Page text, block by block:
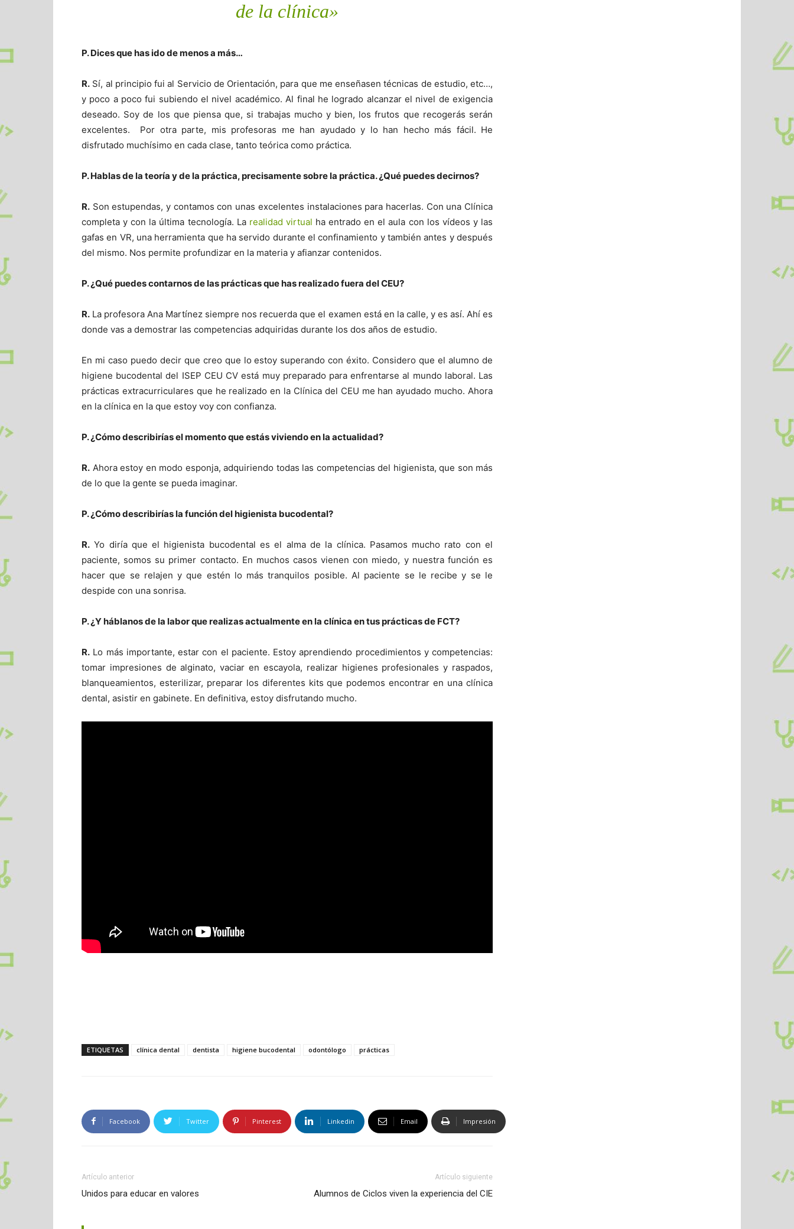
de la clínica»
P. Dices que has ido de menos a más…
R. Sí, al principio fui al Servicio de Orientación, para que me enseñasen técnicas de estudio, etc…,
y poco a poco fui subiendo el nivel académico. Al final he logrado alcanzar el nivel de exigencia
deseado. Soy de los que piensa que, si trabajas mucho y bien, los frutos que recogerás serán
excelentes. Por otra parte, mis profesoras me han ayudado y lo han hecho más fácil. He
disfrutado muchísimo en cada clase, tanto teórica como práctica.
P. Hablas de la teoría y de la práctica, precisamente sobre la práctica. ¿Qué puedes decirnos?
R. Son estupendas, y contamos con unas excelentes instalaciones para hacerlas. Con una Clínica
completa y con la última tecnología. La realidad virtual ha entrado en el aula con los vídeos y las
gafas en VR, una herramienta que ha servido durante el confinamiento y también antes y después
del mismo. Nos permite profundizar en la materia y afianzar contenidos.
P. ¿Qué puedes contarnos de las prácticas que has realizado fuera del CEU?
R. La profesora Ana Martínez siempre nos recuerda que el examen está en la calle, y es así. Ahí es
donde vas a demostrar las competencias adquiridas durante los dos años de estudio.
En mi caso puedo decir que creo que lo estoy superando con éxito. Considero que el alumno de
higiene bucodental del ISEP CEU CV está muy preparado para enfrentarse al mundo laboral. Las
prácticas extracurriculares que he realizado en la Clínica del CEU me han ayudado mucho. Ahora
en la clínica en la que estoy voy con confianza.
P. ¿Cómo describirías el momento que estás viviendo en la actualidad?
R. Ahora estoy en modo esponja, adquiriendo todas las competencias del higienista, que son más
de lo que la gente se pueda imaginar.
P. ¿Cómo describirías la función del higienista bucodental?
R. Yo diría que el higienista bucodental es el alma de la clínica. Pasamos mucho rato con el
paciente, somos su primer contacto. En muchos casos vienen con miedo, y nuestra función es
hacer que se relajen y que estén lo más tranquilos posible. Al paciente se le recibe y se le
despide con una sonrisa.
P. ¿Y háblanos de la labor que realizas actualmente en la clínica en tus prácticas de FCT?
R. Lo más importante, estar con el paciente. Estoy aprendiendo procedimientos y competencias:
tomar impresiones de alginato, vaciar en escayola, realizar higienes profesionales y raspados,
blanqueamientos, esterilizar, preparar los diferentes kits que podemos encontrar en una clínica
dental, asistir en gabinete. En definitiva, estoy disfrutando mucho.
ETIQUETAS clínica dental dentista higiene bucodental odontólogo prácticas
Facebook Twitter Pinterest Linkedin Email Impresión
Artículo anterior
Unidos para educar en valores
Artículo siguiente
Alumnos de Ciclos viven la experiencia del CIE